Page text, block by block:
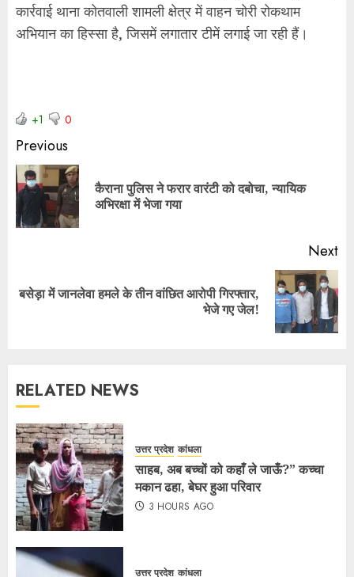
कार्रवाई थाना कोतवाली शामली क्षेत्र में वाहन चोरी रोकथाम
अभियान का हिस्सा है, जिसमें लगातार टीमें लगाई जा रही हैं।
+1 0
Previous
कैराना पुलिस ने फरार वारंटी को दबोचा, न्यायिक
अभिरक्षा में भेजा गया
Next
बसेड़ा में जानलेवा हमले के तीन वांछित आरोपी गिरफ्तार,
भेजे गए जेल!
RELATED NEWS
उत्तर प्रदेश कांधला
साहब, अब बच्चों को कहाँ ले जाऊँ?” कच्चा
मकान ढहा, बेघर हुआ परिवार
3 HOURS AGO
उत्तर प्रदेश कांधला